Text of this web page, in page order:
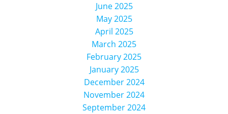
June 2025
May 2025
April 2025
March 2025
February 2025
January 2025
December 2024
November 2024
September 2024